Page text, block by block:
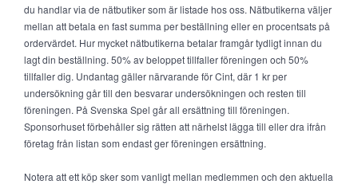
du handlar via de nätbutiker som är listade hos oss. Nätbutikerna väljer
mellan att betala en fast summa per beställning eller en procentsats på
ordervärdet. Hur mycket nätbutikerna betalar framgår tydligt innan du
lagt din beställning. 50% av beloppet tillfaller föreningen och 50%
tillfaller dig. Undantag gäller närvarande för Cint, där 1 kr per
undersökning går till den besvarar undersökningen och resten till
föreningen. På Svenska Spel går all ersättning till föreningen.
Sponsorhuset förbehåller sig rätten att närhelst lägga till eller dra ifrån
företag från listan som endast ger föreningen ersättning.
Notera att ett köp sker som vanligt mellan medlemmen och den aktuella